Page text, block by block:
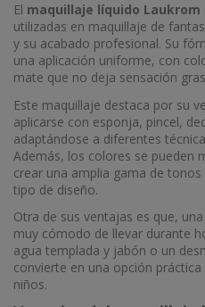
El maquillaje líquido Laukrom
utilizadas en maquillaje de
y su acabado profesional. Su
una aplicación uniforme, con
mate que no deja sensación
Este maquillaje destaca por su
aplicarse con esponja, pincel,
adaptándose a diferentes
Además, los colores se pueden
crear una amplia gama de
tipo de diseño.
Otra de sus ventajas es que,
muy cómodo de llevar durante
agua templada y jabón o un
convierte en una opción
niños.